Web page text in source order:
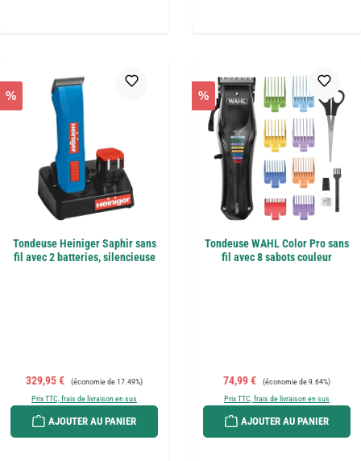
%
Tondeuse Heiniger Saphir sans
fil avec 2 batteries, silencieuse
Prix de vente :
329,95 € Prix régulier :
(économie de 17.49%)
Prix TTC, frais de livraison en sus
AJOUTER AU PANIER
%
Tondeuse WAHL Color Pro sans
fil avec 8 sabots couleur
Prix de vente :
74,99 € Prix régulier :
(économie de 9.64%)
Prix TTC, frais de livraison en sus
AJOUTER AU PANIER